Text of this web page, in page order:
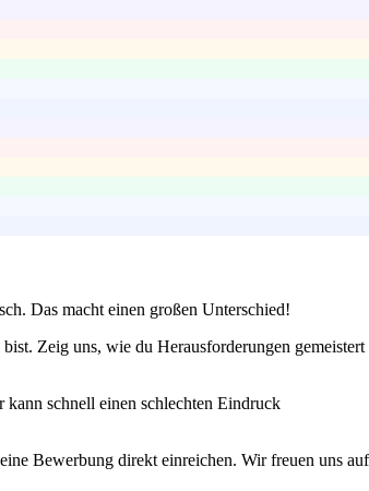
Das macht einen großen Unterschied!
Zeig uns, wie du Herausforderungen gemeistert
schnell einen schlechten Eindruck
Bewerbung direkt einreichen. Wir freuen uns auf